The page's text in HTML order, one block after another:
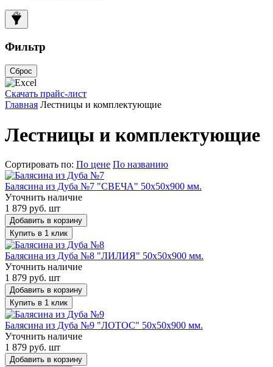
Фильтр
Сброс
Скачать прайс-лист
Главная Лестницы и комплектующие
Лестницы и комплектующие
Сортировать по: По цене По названию
Балясина из Дуба №7 "СВЕЧА" 50х50х900 мм.
Уточнить наличие
1 879 руб. шт
Добавить в корзину
Купить в 1 клик
Балясина из Дуба №8 "ЛИЛИЯ" 50х50х900 мм.
Уточнить наличие
1 879 руб. шт
Добавить в корзину
Купить в 1 клик
Балясина из Дуба №9 "ЛОТОС" 50х50х900 мм.
Уточнить наличие
1 879 руб. шт
Добавить в корзину